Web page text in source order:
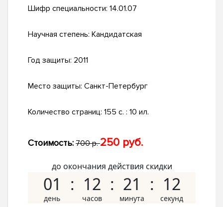
Шифр специальности: 14.01.07
Научная степень: Кандидатская
Год защиты: 2011
Место защиты: Санкт-Петербург
Количество страниц: 155 с. : 10 ил.
Стоимость: 700 р.250 руб.
до окончания действия скидки
01 12 21 11